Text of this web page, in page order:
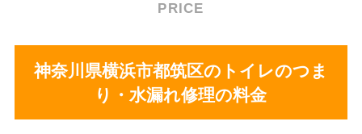
PRICE
神奈川県横浜市都筑区のトイレのつま
り・水漏れ修理の料金